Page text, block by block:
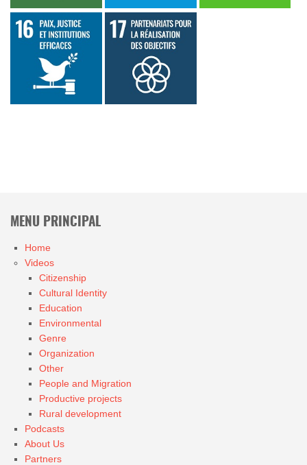
MENU PRINCIPAL
Home
Videos
Citizenship
Cultural Identity
Education
Environmental
Genre
Organization
Other
People and Migration
Productive projects
Rural development
Podcasts
About Us
Partners